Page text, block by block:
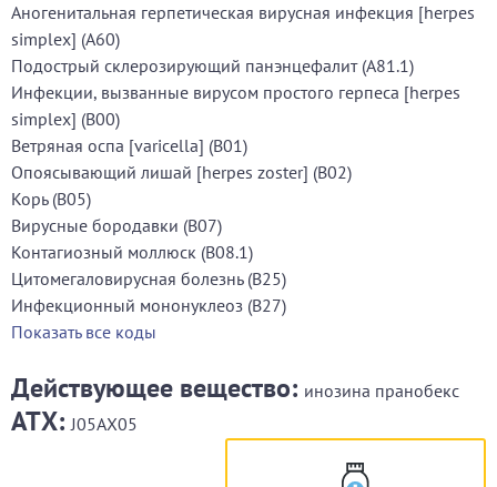
Аногенитальная герпетическая вирусная инфекция [herpes
simplex] (A60)
Подострый склерозирующий панэнцефалит (A81.1)
Инфекции, вызванные вирусом простого герпеса [herpes
simplex] (B00)
Ветряная оспа [varicella] (B01)
Опоясывающий лишай [herpes zoster] (B02)
Корь (B05)
Вирусные бородавки (B07)
Контагиозный моллюск (B08.1)
Цитомегаловирусная болезнь (B25)
Инфекционный мононуклеоз (B27)
Показать все коды
Действующее вещество: инозина пранобекс
АТХ:J05AX05